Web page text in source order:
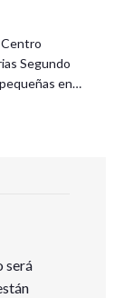
Segundo
en…
será